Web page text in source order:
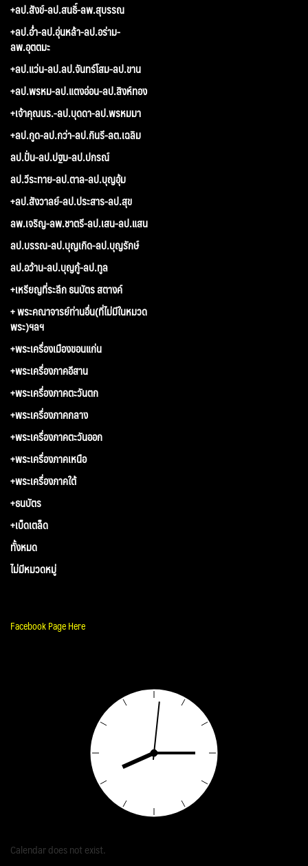
+ลป.สังข์-ลป.สนธิ์-ลพ.สุบรรณ
+ลป.อ่ำ-ลป.อุ่นหล้า-ลป.อร่าม-
ลพ.อุตตมะ
+ลป.แว่น-ลป.ลป.จันทร์โสม-ลป.ขาน
+ลป.พรหม-ลป.แตงอ่อน-ลป.สิงห์ทอง
+เจ้าคุณนร.-ลป.บุดดา-ลป.พรหมมา
+ลป.กูด-ลป.กว่า-ลป.กินรี-ลต.เฉลิม
ลป.ปั่น-ลป.ปฐม-ลป.ปกรณ์
ลป.วีระทาย-ลป.ตาล-ลป.บุญอุ้ม
+ลป.สังวาลย์-ลป.ประสาร-ลป.สุข
ลพ.เจริญ-ลพ.ชาตรี-ลป.เสน-ลป.แสน
ลป.บรรณ-ลป.บุญเกิด-ลป.บุญรักษ์
ลป.อว้าน-ลป.บุญกู้-ลป.ทูล
+เหรียญที่ระลึก ธนบัตร สตางค์
+ พระคณาจารย์ท่านอื่น(ที่ไม่มีในหมวด
พระ)ฯลฯ
+พระเครื่องเมืองขอนแก่น
+พระเครื่องภาคอีสาน
+พระเครื่องภาคตะวันตก
+พระเครื่องภาคกลาง
+พระเครื่องภาคตะวันออก
+พระเครื่องภาคเหนือ
+พระเครื่องภาคใต้
+ธนบัตร
+เบ็ดเตล็ด
ทั้งหมด
ไม่มีหมวดหมู่
Facebook Page Here
Calendar does not exist.